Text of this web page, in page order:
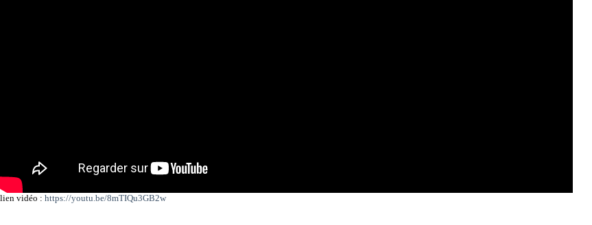
lien vidéo : https://youtu.be/8mTIQu3GB2w